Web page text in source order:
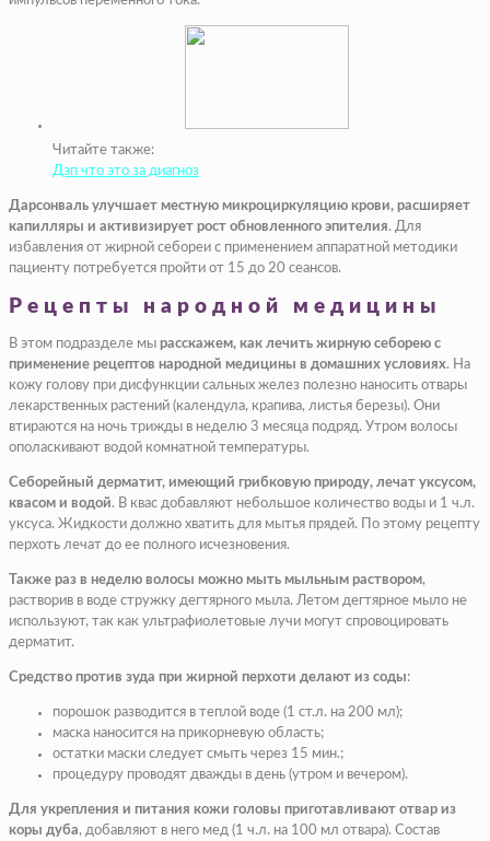
Читайте также:
Дэп что это за диагноз
Дарсонваль улучшает местную микроциркуляцию крови, расширяет
капилляры и активизирует рост обновленного эпителия. Для
избавления от жирной себореи с применением аппаратной методики
пациенту потребуется пройти от 15 до 20 сеансов.
Рецепты народной медицины
В этом подразделе мы расскажем, как лечить жирную себорею с
применение рецептов народной медицины в домашних условиях. На
кожу голову при дисфункции сальных желез полезно наносить отвары
лекарственных растений (календула, крапива, листья березы). Они
втираются на ночь трижды в неделю 3 месяца подряд. Утром волосы
ополаскивают водой комнатной температуры.
Себорейный дерматит, имеющий грибковую природу, лечат уксусом,
квасом и водой. В квас добавляют небольшое количество воды и 1 ч.л.
уксуса. Жидкости должно хватить для мытья прядей. По этому рецепту
перхоть лечат до ее полного исчезновения.
Также раз в неделю волосы можно мыть мыльным раствором,
растворив в воде стружку дегтярного мыла. Летом дегтярное мыло не
используют, так как ультрафиолетовые лучи могут спровоцировать
дерматит.
Средство против зуда при жирной перхоти делают из соды:
порошок разводится в теплой воде (1 ст.л. на 200 мл);
маска наносится на прикорневую область;
остатки маски следует смыть через 15 мин.;
процедуру проводят дважды в день (утром и вечером).
Для укрепления и питания кожи головы приготавливают отвар из
коры дуба, добавляют в него мед (1 ч.л. на 100 мл отвара). Состав